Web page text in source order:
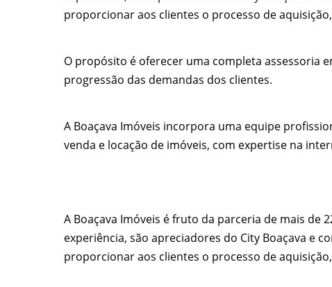
proporcionar aos clientes o processo de
O propósito é oferecer uma completa assessoria
progressão das demandas dos clientes.
A Boaçava Imóveis incorpora uma equipe
venda e locação de imóveis, com expertise na
A Boaçava Imóveis é fruto da parceria de mais de
experiência, são apreciadores do City Boaçava e
proporcionar aos clientes o processo de